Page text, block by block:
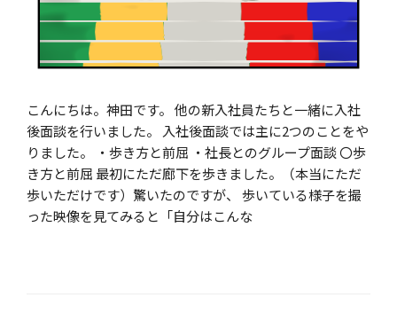
こんにちは。神田です。 他の新入社員たちと一緒に入社
後面談を行いました。 入社後面談では主に2つのことをや
りました。 ・歩き方と前屈 ・社長とのグループ面談 〇歩
き方と前屈 最初にただ廊下を歩きました。（本当にただ
歩いただけです）驚いたのですが、 歩いている様子を撮
った映像を見てみると「自分はこんな